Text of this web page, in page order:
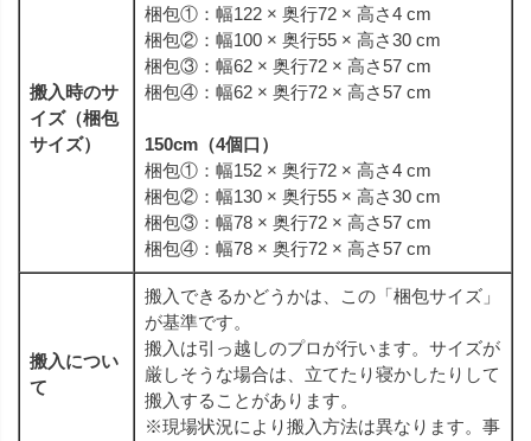
搬入時のサ
イズ（梱包
サイズ）
梱包①：幅122 × 奥行72 × 高さ4 cm
梱包②：幅100 × 奥行55 × 高さ30 cm
梱包③：幅62 × 奥行72 × 高さ57 cm
梱包④：幅62 × 奥行72 × 高さ57 cm
150cm（4個口）
梱包①：幅152 × 奥行72 × 高さ4 cm
梱包②：幅130 × 奥行55 × 高さ30 cm
梱包③：幅78 × 奥行72 × 高さ57 cm
梱包④：幅78 × 奥行72 × 高さ57 cm
搬入につい
て
搬入できるかどうかは、この「梱包サイズ」
が基準です。
搬入は引っ越しのプロが行います。サイズが
厳しそうな場合は、立てたり寝かしたりして
搬入することがあります。
※現場状況により搬入方法は異なります。事